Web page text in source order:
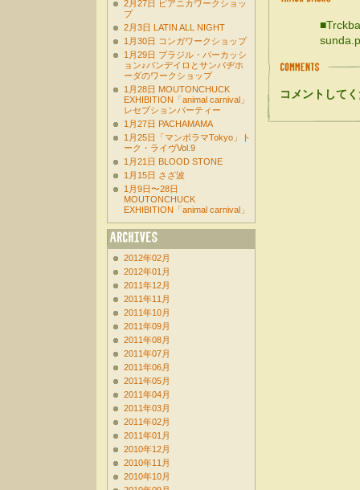
コメントして
2月27日 ピアニカワークショッ
プ
2月3日 LATIN ALL NIGHT
1月30日 コンガワークショップ
1月29日 ブラジル・パーカッシ
ョン♪パンデイロとサンバヂホ
ーダのワークショップ
1月28日 MOUTONCHUCK
EXHIBITION「animal carnival」
レセプションパーティー
1月27日 PACHAMAMA
1月25日「マンボラマTokyo」ト
ーク・ライヴVol.9
1月21日 BLOOD STONE
1月15日 さざ波
1月9日〜28日
MOUTONCHUCK
EXHIBITION「animal carnival」
2012年02月
2012年01月
2011年12月
2011年11月
2011年10月
2011年09月
2011年08月
2011年07月
2011年06月
2011年05月
2011年04月
2011年03月
2011年02月
2011年01月
2010年12月
2010年11月
2010年10月